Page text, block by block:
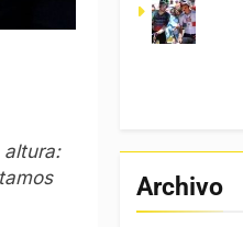
altura:
Archivo